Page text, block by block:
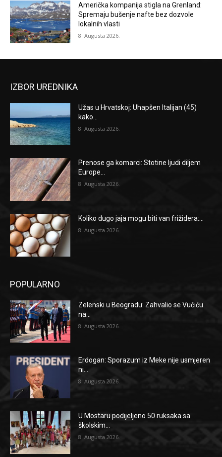
Američka kompanija stigla na Grenland:
Spremaju bušenje nafte bez dozvole
lokalnih vlasti
8. Augusta 2026.
IZBOR UREDNIKA
Užas u Hrvatskoj: Uhapšen Italijan (45)
kako...
8. Augusta 2026.
Prenose ga komarci: Stotine ljudi diljem
Europe...
8. Augusta 2026.
Koliko dugo jaja mogu biti van frižidera:...
8. Augusta 2026.
POPULARNO
Zelenski u Beogradu: Zahvalio se Vučiću
na...
8. Augusta 2026.
Erdogan: Sporazum iz Meke nije usmjeren
ni...
8. Augusta 2026.
U Mostaru podijeljeno 50 ruksaka sa
školskim...
8. Augusta 2026.